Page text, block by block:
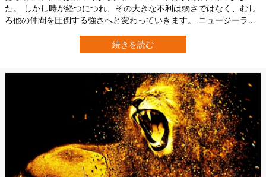
た。 しかし時が経つにつれ、その大きな不利は弱さではなく、むし
ろ他の仲間を圧倒する強さへと変わっていきます。 ニュージーラン
究チームは、この重い障害を持つオウムが、独自の戦い方によって
群れの最上位に立っていることを明らかにしました。 しかもその強
続きを読む